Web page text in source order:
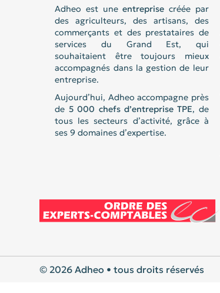
Adheo est uneentreprise créée par
des agriculteurs, des artisans, des
commerçants et des prestataires de
services du Grand Est, qui
souhaitaient être toujours mieux
accompagnés dans la gestion de leur
entreprise.
Aujourd’hui, Adheo accompagne près
de 5 000 chefs d’entreprise TPE, de
tous les secteurs d’activité, grâce à
ses 9 domaines d’expertise.
© 2026 Adheo • tous droits réservés